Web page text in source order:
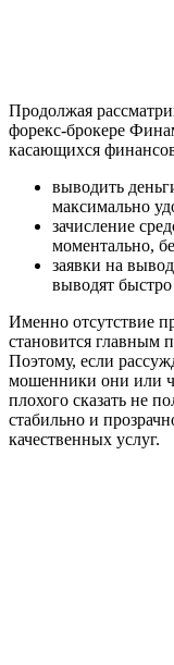
Продолжая
форекс-брокере
касающихся
выводить
максимально
зачисление
моментально,
заявки на
выводят
Именно отсутствие
становится главным
Поэтому, если
мошенники они или
плохого сказать не
стабильно и
качественных услуг.